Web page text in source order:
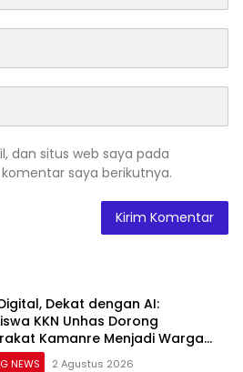
dan situs web saya pada
saya berikutnya.
Dekat dengan AI:
KKN Unhas Dorong
Kamanre Menjadi Warga
Cerdas dan Adaptif
NEWS 2 Agustus 2026